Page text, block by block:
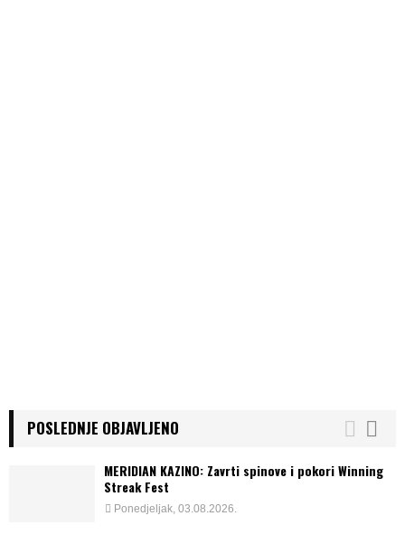
POSLEDNJE OBJAVLJENO
MERIDIAN KAZINO: Zavrti spinove i pokori Winning
Streak Fest
Ponedjeljak, 03.08.2026.